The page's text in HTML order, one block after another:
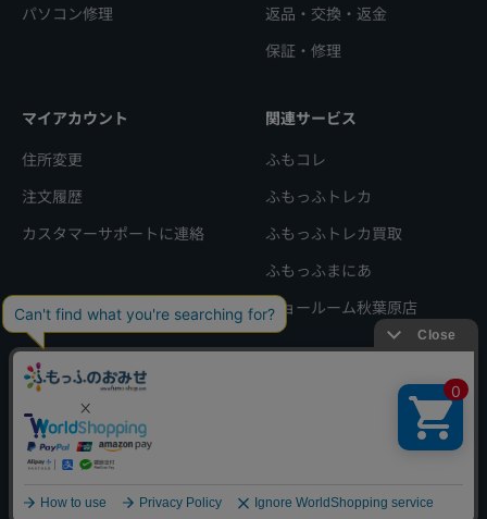
パソコン修理
返品・交換・返金
保証・修理
マイアカウント
住所変更
注文履歴
カスタマーサポートに連絡
関連サービス
ふもコレ
ふもっふトレカ
ふもっふトレカ買取
ふもっふまにあ
ショールーム秋葉原店
会社概要 プライバシーポリシー
© 2025, ふもっふのおみせ.